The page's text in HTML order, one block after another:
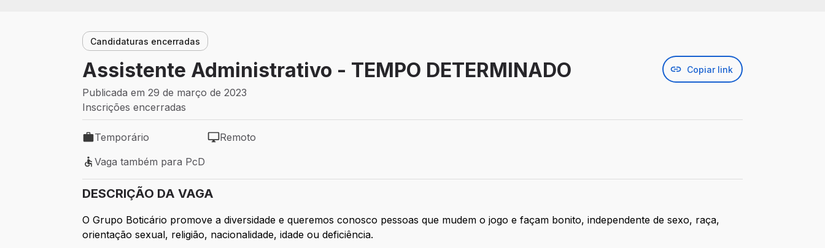
Candidaturas encerradas
Assistente Administrativo - TEMPO DETERMINADO Copiar link
Publicada em 29 de março de 2023
Inscrições encerradas
Tipo de vaga: Temporário
Temporário
Modelo de trabalho: Remoto
Remoto
Vaga também para PcD
Vaga também para PcD
DESCRIÇÃO DA VAGA
O Grupo Boticário promove a diversidade e queremos conosco pessoas que mudem o jogo e façam bonito, independente de sexo, raça,
orientação sexual, religião, nacionalidade, idade ou deficiência.